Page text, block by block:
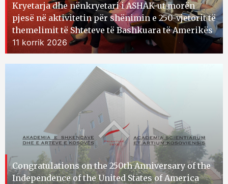
Kryetarja dhe nënkryetari i ASHAK-ut morën
pjesë në aktivitetin për shënimin e 250-vjetorit të
themelimit të Shteteve të Bashkuara të Amerikës
11 korrik 2026
Congratulations on the 250th Anniversary of the
Independence of the United States of America